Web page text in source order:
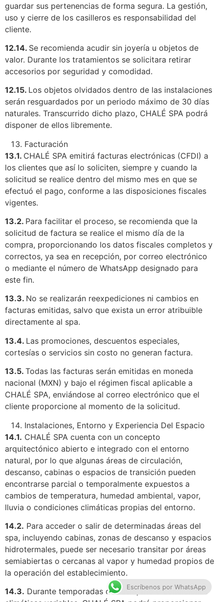
guardar sus pertenencias de forma segura. La gestión,
uso y cierre de los casilleros es responsabilidad del
cliente.
12.14. Se recomienda acudir sin joyería u objetos de
valor. Durante los tratamientos se solicitara retirar
accesorios por seguridad y comodidad.
12.15. Los objetos olvidados dentro de las instalaciones
serán resguardados por un periodo máximo de 30 días
naturales. Transcurrido dicho plazo, CHALÉ SPA podrá
disponer de ellos libremente.
Facturación
13.1. CHALÉ SPA emitirá facturas electrónicas (CFDI) a
los clientes que así lo soliciten, siempre y cuando la
solicitud se realice dentro del mismo mes en que se
efectuó el pago, conforme a las disposiciones fiscales
vigentes.
13.2. Para facilitar el proceso, se recomienda que la
solicitud de factura se realice el mismo día de la
compra, proporcionando los datos fiscales completos y
correctos, ya sea en recepción, por correo electrónico
o mediante el número de WhatsApp designado para
este fin.
13.3. No se realizarán reexpediciones ni cambios en
facturas emitidas, salvo que exista un error atribuible
directamente al spa.
13.4. Las promociones, descuentos especiales,
cortesías o servicios sin costo no generan factura.
13.5. Todas las facturas serán emitidas en moneda
nacional (MXN) y bajo el régimen fiscal aplicable a
CHALÉ SPA, enviándose al correo electrónico que el
cliente proporcione al momento de la solicitud.
Instalaciones, Entorno y Experiencia Del Espacio
14.1. CHALÉ SPA cuenta con un concepto
arquitectónico abierto e integrado con el entorno
natural, por lo que algunas áreas de circulación,
descanso, cabinas o espacios de transición pueden
encontrarse parcial o temporalmente expuestos a
cambios de temperatura, humedad ambiental, vapor,
lluvia o condiciones climáticas propias del entorno.
14.2. Para acceder o salir de determinadas áreas del
spa, incluyendo cabinas, zonas de descanso y espacios
hidrotermales, puede ser necesario transitar por áreas
semiabiertas o cercanas al vapor y humedad propios de
la operación del establecimiento.
14.3. Durante temporadas de lluvia, frío o condiciones
Escríbenos por WhatsApp